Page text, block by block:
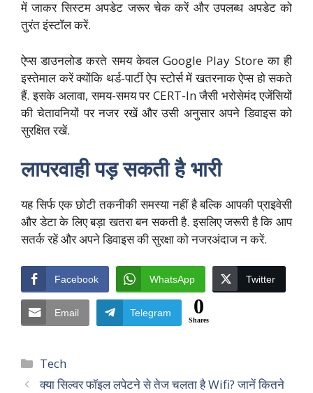
में जाकर सिस्टम अपडेट जरूर चेक करें और उपलब्ध अपडेट को
तुरंत इंस्टॉल करें.
ऐप्स डाउनलोड करते समय केवल Google Play Store का ही
इस्तेमाल करें क्योंकि थर्ड-पार्टी ऐप स्टोर्स में खतरनाक ऐप्स हो सकते
हैं. इसके अलावा, समय-समय पर CERT-In जैसी भरोसेमंद एजेंसियों
की चेतावनियों पर नजर रखें और उसी अनुसार अपने डिवाइस को
सुरक्षित रखें.
लापरवाही पड़ सकती है भारी
यह सिर्फ एक छोटी तकनीकी समस्या नहीं है बल्कि आपकी प्राइवेसी
और डेटा के लिए बड़ा खतरा बन सकती है. इसलिए जरूरी है कि आप
सतर्क रहें और अपने डिवाइस की सुरक्षा को नजरअंदाज न करें.
Facebook WhatsApp Twitter
Email Telegram 0
Shares
Categories
Tech
क्या सिल्वर फॉइल लपेटने से तेज चलता है Wifi? जानें कितने